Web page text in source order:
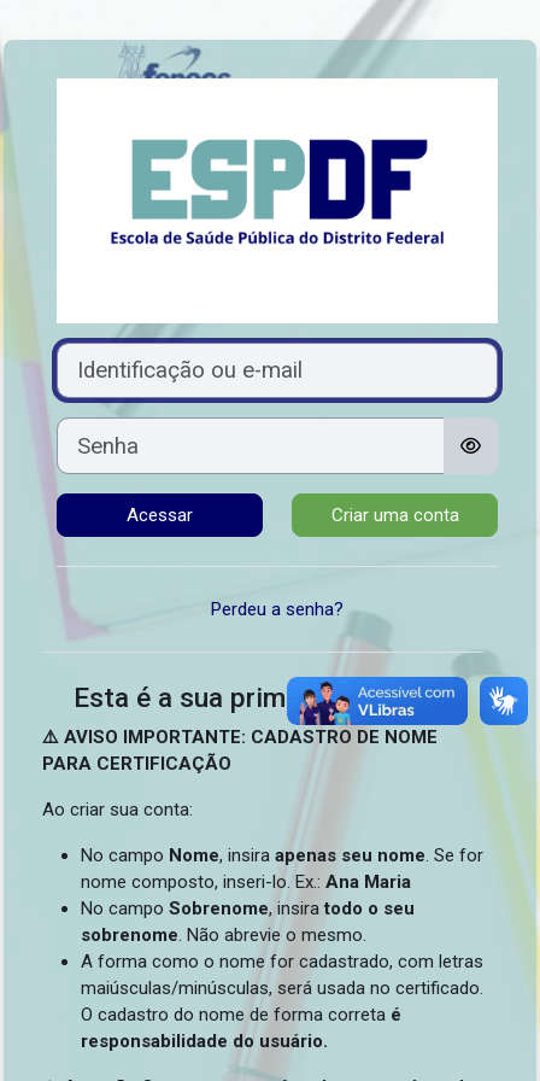
Avançar para criar nova conta
Identificação ou e-mail
Senha
Acessar Criar uma conta
Perdeu a senha?
Esta é a sua primeira vez aqui?
⚠️ AVISO IMPORTANTE: CADASTRO DE NOME
PARA CERTIFICAÇÃO
Ao criar sua conta:
No campo Nome, insira apenas seu nome . Se for
nome composto, inseri-lo. Ex.: Ana Maria
No campo Sobrenome, insiratodo o seu
sobrenome . Não abrevie o mesmo.
A forma como o nome for cadastrado, com letras
maiúsculas/minúsculas, será usada no certificado.
O cadastro do nome de forma correta é
responsabilidade do usuário.